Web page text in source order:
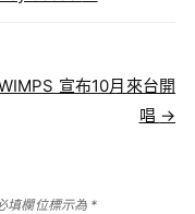
宣布10月來台開
唱 →
填欄位標示為 *